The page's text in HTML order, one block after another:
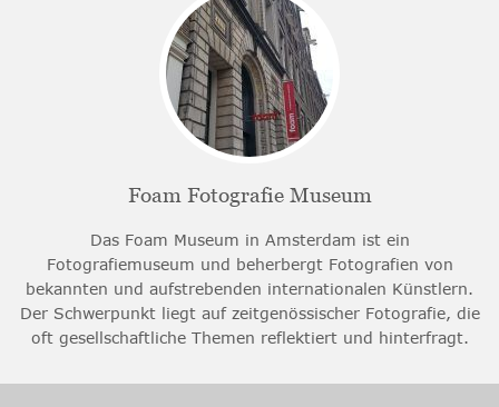
Foam Fotografie Museum
Das Foam Museum in Amsterdam ist ein
Fotografiemuseum und beherbergt Fotografien von
bekannten und aufstrebenden internationalen Künstlern.
Der Schwerpunkt liegt auf zeitgenössischer Fotografie, die
oft gesellschaftliche Themen reflektiert und hinterfragt.